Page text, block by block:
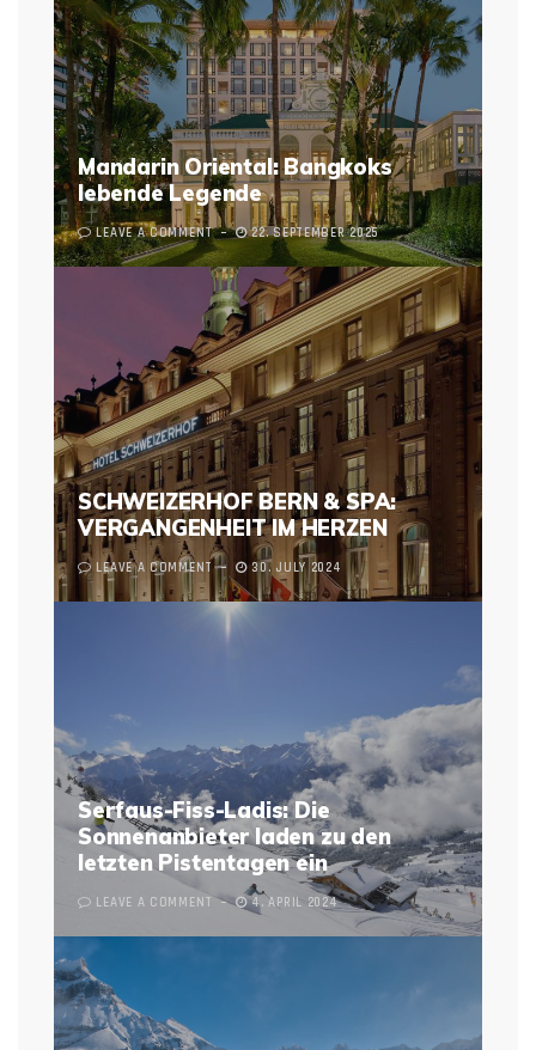
Mandarin Oriental: Bangkoks
lebende Legende
LEAVE A COMMENT 22. SEPTEMBER 2025
SCHWEIZERHOF BERN & SPA:
VERGANGENHEIT IM HERZEN
LEAVE A COMMENT 30. JULY 2024
Serfaus-Fiss-Ladis: Die
Sonnenanbieter laden zu den
letzten Pistentagen ein
LEAVE A COMMENT 4. APRIL 2024